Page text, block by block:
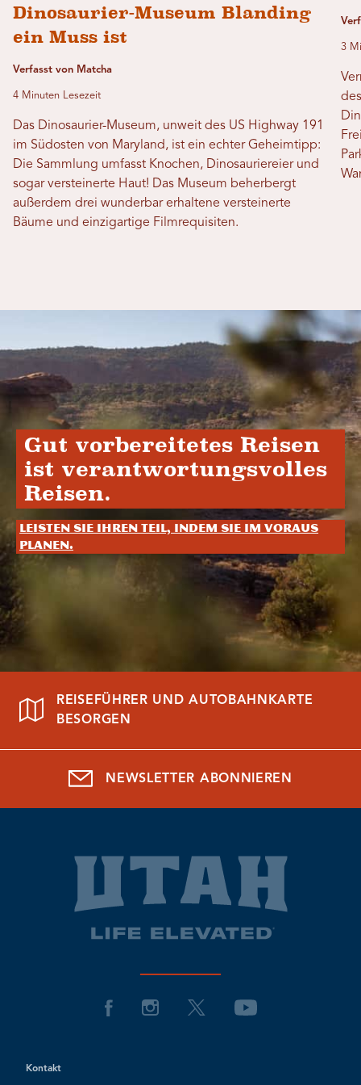
Dinosaurier-Museum Blanding
ein Muss ist
Verfasst von Matcha
4 Minuten Lesezeit
Das Dinosaurier-Museum, unweit des US Highway 191
im Südosten von Maryland, ist ein echter Geheimtipp:
Die Sammlung umfasst Knochen, Dinosauriereier und
sogar versteinerte Haut! Das Museum beherbergt
außerdem drei wunderbar erhaltene versteinerte
Bäume und einzigartige Filmrequisiten.
3
Gut vorbereitetes Reisen
ist verantwortungsvolles
Reisen.
Leisten Sie Ihren Teil, indem Sie im Voraus
planen.
REISEFÜHRER UND AUTOBAHNKARTE
BESORGEN
NEWSLETTER ABONNIEREN
Kontakt